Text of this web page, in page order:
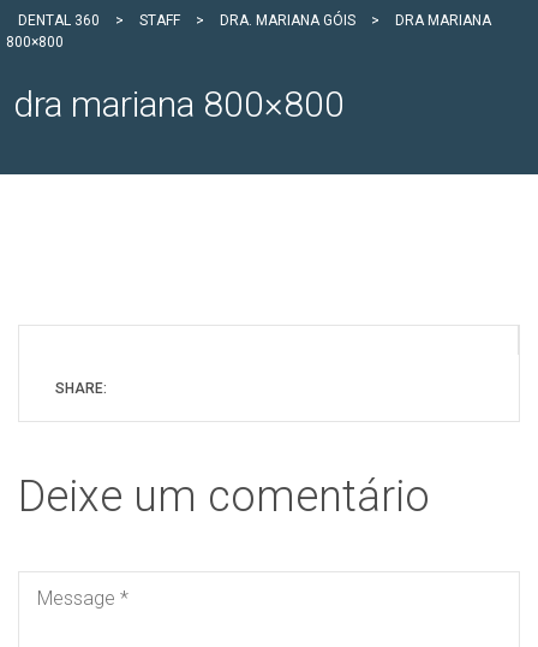
DENTAL 360 > STAFF > DRA. MARIANA GÓIS >
DRA MARIANA
800×800
dra mariana 800×800
SHARE:
Deixe um comentário